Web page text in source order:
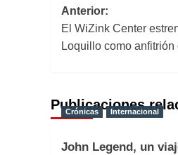
Navegación
de
entradas
Anterior:
El WiZink Center
Loquillo como anfitrión
Publicaciones
Crónicas Internacional
John Legend, un